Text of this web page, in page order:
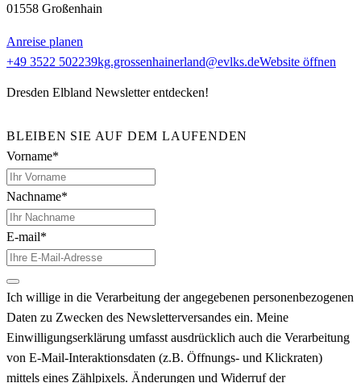
01558 Großenhain
Anreise planen
+49 3522 502239kg.grossenhainerland@evlks.deWebsite öffnen
Dresden Elbland Newsletter entdecken!
BLEIBEN SIE AUF DEM LAUFENDEN
Vorname*
Nachname*
E-mail*
Ich willige in die Verarbeitung der angegebenen personenbezogenen
Daten zu Zwecken des Newsletterversandes ein. Meine
Einwilligungserklärung umfasst ausdrücklich auch die Verarbeitung
von E-Mail-Interaktionsdaten (z.B. Öffnungs- und Klickraten)
mittels eines Zählpixels. Änderungen und Widerruf der